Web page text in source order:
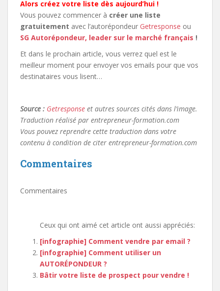
Alors créez votre liste dès aujourd’hui !
Vous pouvez commencer à créer une liste
gratuitement avec l’autorépondeur Getresponse ou
SG Autorépondeur, leader sur le marché français !
Et dans le prochain article, vous verrez quel est le
meilleur moment pour envoyer vos emails pour que vos
destinataires vous lisent…
Source : Getresponse et autres sources cités dans l’image.
Traduction réalisé par entrepreneur-formation.com
Vous pouvez reprendre cette traduction dans votre
contenu à condition de citer entrepreneur-formation.com
Commentaires
Commentaires
Ceux qui ont aimé cet article ont aussi appréciés:
[infographie] Comment vendre par email ?
[infographie] Comment utiliser un
AUTORÉPONDEUR ?
Bâtir votre liste de prospect pour vendre !